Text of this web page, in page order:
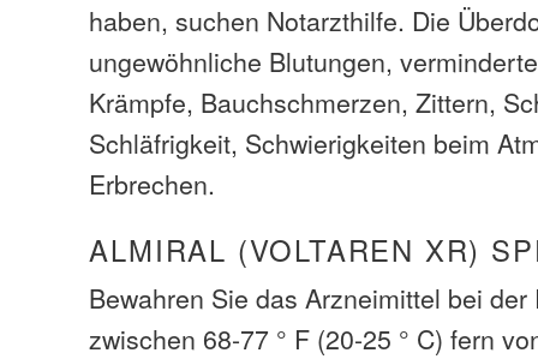
haben, suchen Notarzthilfe. Die
ungewöhnliche Blutungen,
Krämpfe, Bauchschmerzen, Zittern,
Schläfrigkeit, Schwierigkeiten beim
Erbrechen.
ALMIRAL (VOLTAREN XR)
Bewahren Sie das Arzneimittel bei
zwischen 68-77 ° F (20-25 ° C) fern